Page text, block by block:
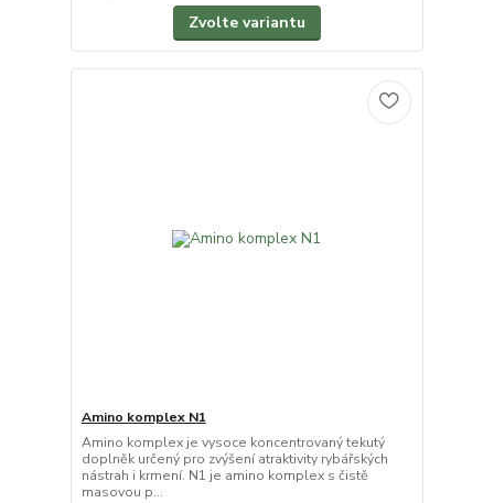
Zvolte variantu
Amino komplex N1
Amino komplex je vysoce koncentrovaný tekutý
doplněk určený pro zvýšení atraktivity rybářských
nástrah i krmení. N1 je amino komplex s čistě
masovou p...